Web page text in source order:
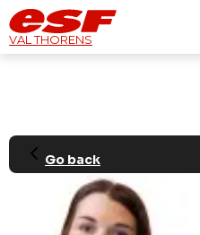
VAL THORENS
Go back